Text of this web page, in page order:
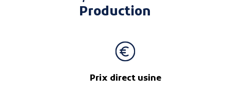
Production
Prix direct usine